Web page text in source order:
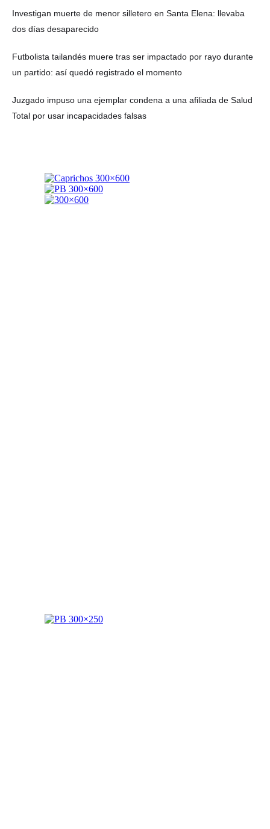
Investigan muerte de menor silletero en Santa Elena: llevaba
dos días desaparecido
Futbolista tailandés muere tras ser impactado por rayo durante
un partido: así quedó registrado el momento
Juzgado impuso una ejemplar condena a una afiliada de Salud
Total por usar incapacidades falsas